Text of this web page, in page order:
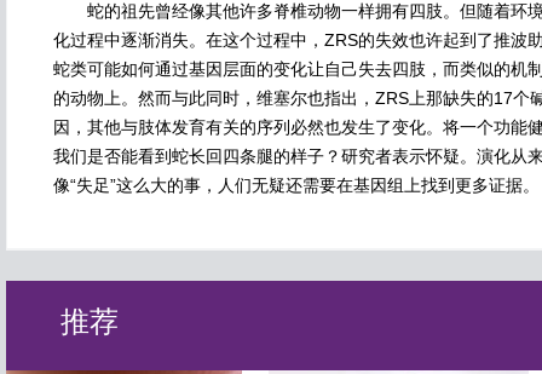
蛇的祖先曾经像其他许多脊椎动物一样拥有四肢。但随着环
化过程中逐渐消失。在这个过程中，ZRS的失效也许起到了推波
蛇类可能如何通过基因层面的变化让自己失去四肢，而类似的机
的动物上。然而与此同时，维塞尔也指出，ZRS上那缺失的17个
因，其他与肢体发育有关的序列必然也发生了变化。将一个功能
我们是否能看到蛇长回四条腿的样子？研究者表示怀疑。演化从
像“失足”这么大的事，人们无疑还需要在基因组上找到更多证据。
推荐